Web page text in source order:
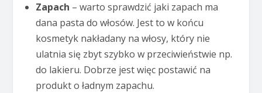
Zapach – warto sprawdzić jaki zapach ma
dana pasta do włosów. Jest to w końcu
kosmetyk nakładany na włosy, który nie
ulatnia się zbyt szybko w przeciwieństwie np.
do lakieru. Dobrze jest więc postawić na
produkt o ładnym zapachu.